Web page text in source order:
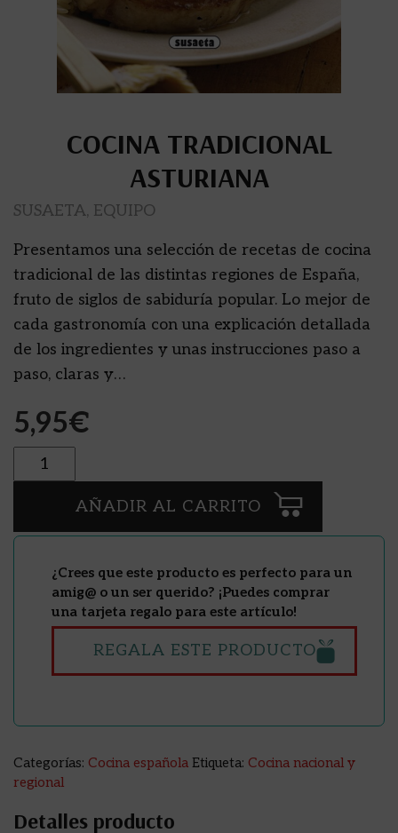
COCINA TRADICIONAL
ASTURIANA
SUSAETA, EQUIPO
Presentamos una selección de recetas de cocina
tradicional de las distintas regiones de España,
fruto de siglos de sabiduría popular. Lo mejor de
cada gastronomía con una explicación detallada
de los ingredientes y unas instrucciones paso a
paso, claras y…
5,95€
Cantidad
AÑADIR AL CARRITO
¿Crees que este producto es perfecto para un
amig@ o un ser querido? ¡Puedes comprar
una tarjeta regalo para este artículo!
REGALA ESTE PRODUCTO
Categorías: Cocina española Etiqueta: Cocina nacional y
regional
Detalles producto